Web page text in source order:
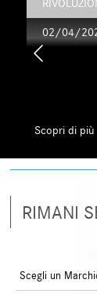
02/04/
Scopri di più
RIMANI